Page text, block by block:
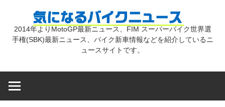
気
2014年よりMotoGP最新ニュース、FIM スーパーバイク世界選
手権(SBK)最新ニュース、バイク新車情報などを紹介しているニ
ュースサイトです。